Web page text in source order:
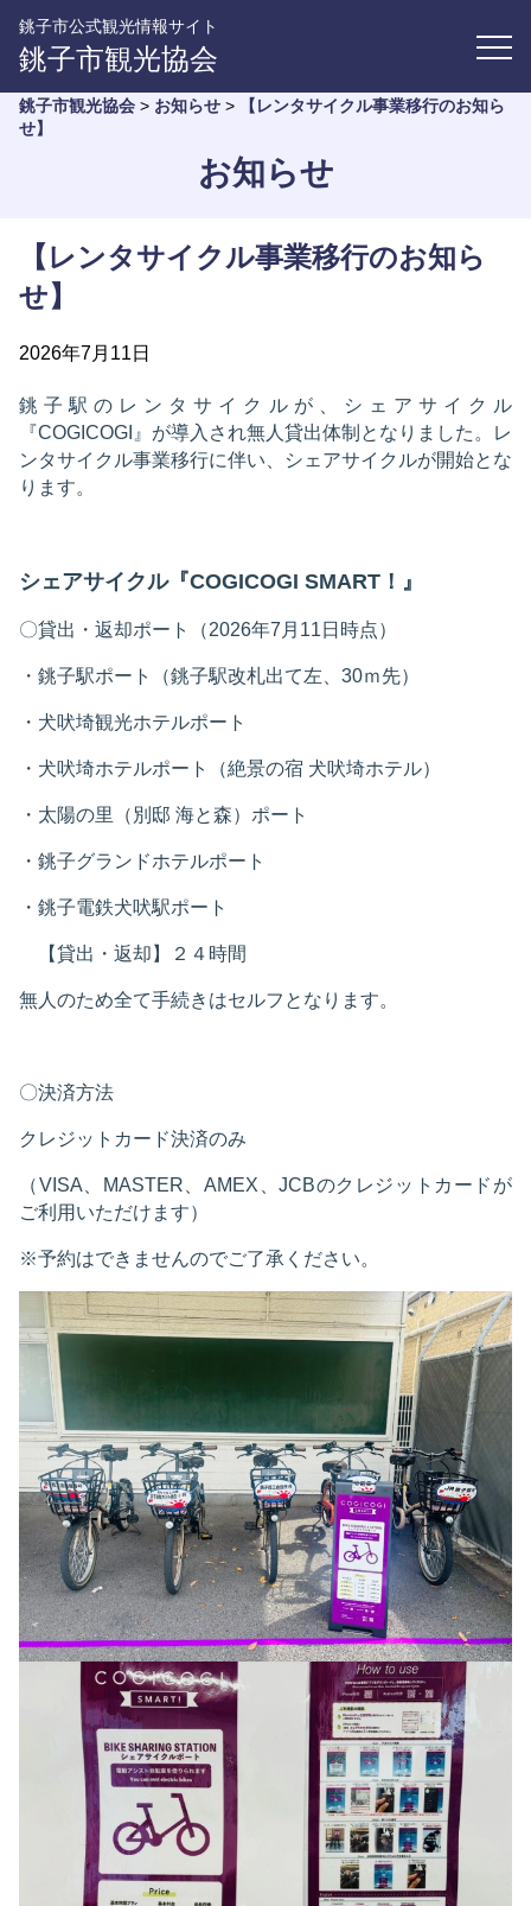
銚子市公式観光情報サイト
銚子市観光協会
銚子市観光協会 > お知らせ >
【レンタサイクル事業移行のお知ら
せ】
お知らせ
【レンタサイクル事業移行のお知ら
せ】
2026年7月11日
銚子駅のレンタサイクルが、シェアサイクル
『COGICOGI』が導入され無人貸出体制となりました。レ
ンタサイクル事業移行に伴い、シェアサイクルが開始とな
ります。
シェアサイクル『COGICOGI SMART！』
〇貸出・返却ポート（2026年7月11日時点）
・銚子駅ポート（銚子駅改札出て左、30ｍ先）
・犬吠埼観光ホテルポート
・犬吠埼ホテルポート（絶景の宿 犬吠埼ホテル）
・太陽の里（別邸 海と森）ポート
・銚子グランドホテルポート
・銚子電鉄犬吠駅ポート
【貸出・返却】２４時間
無人のため全て手続きはセルフとなります。
〇決済方法
クレジットカード決済のみ
（VISA、MASTER、AMEX、JCBのクレジットカードが
ご利用いただけます）
※予約はできませんのでご了承ください。